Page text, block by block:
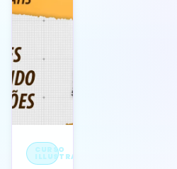
CURSO
ILLUSTRATOR